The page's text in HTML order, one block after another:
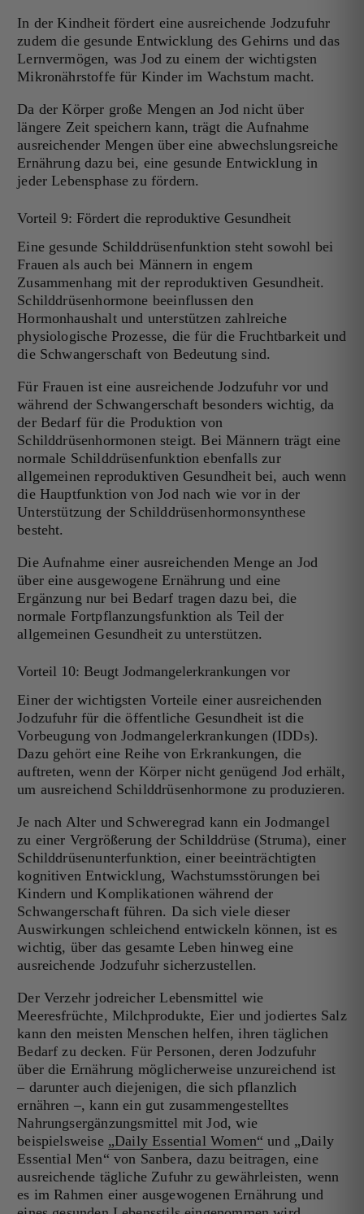
In der Kindheit fördert eine ausreichende Jodzufuhr
zudem die gesunde Entwicklung des Gehirns und das
Lernvermögen, was Jod zu einem der wichtigsten
Mikronährstoffe für Kinder im Wachstum macht.
Da der Körper große Mengen an Jod nicht über
längere Zeit speichern kann, trägt die Aufnahme
ausreichender Mengen über eine abwechslungsreiche
Ernährung dazu bei, eine gesunde Entwicklung in
jeder Lebensphase zu fördern.
Vorteil 9: Fördert die reproduktive Gesundheit
Eine gesunde Schilddrüsenfunktion steht sowohl bei
Frauen als auch bei Männern in engem
Zusammenhang mit der reproduktiven Gesundheit.
Schilddrüsenhormone beeinflussen den
Hormonhaushalt und unterstützen zahlreiche
physiologische Prozesse, die für die Fruchtbarkeit und
die Schwangerschaft von Bedeutung sind.
Für Frauen ist eine ausreichende Jodzufuhr vor und
während der Schwangerschaft besonders wichtig, da
der Bedarf für die Produktion von
Schilddrüsenhormonen steigt. Bei Männern trägt eine
normale Schilddrüsenfunktion ebenfalls zur
allgemeinen reproduktiven Gesundheit bei, auch wenn
die Hauptfunktion von Jod nach wie vor in der
Unterstützung der Schilddrüsenhormonsynthese
besteht.
Die Aufnahme einer ausreichenden Menge an Jod
über eine ausgewogene Ernährung und eine
Ergänzung nur bei Bedarf tragen dazu bei, die
normale Fortpflanzungsfunktion als Teil der
allgemeinen Gesundheit zu unterstützen.
Vorteil 10: Beugt Jodmangelerkrankungen vor
Einer der wichtigsten Vorteile einer ausreichenden
Jodzufuhr für die öffentliche Gesundheit ist die
Vorbeugung von Jodmangelerkrankungen (IDDs).
Dazu gehört eine Reihe von Erkrankungen, die
auftreten, wenn der Körper nicht genügend Jod erhält,
um ausreichend Schilddrüsenhormone zu produzieren.
Je nach Alter und Schweregrad kann ein Jodmangel
zu einer Vergrößerung der Schilddrüse (Struma), einer
Schilddrüsenunterfunktion, einer beeinträchtigten
kognitiven Entwicklung, Wachstumsstörungen bei
Kindern und Komplikationen während der
Schwangerschaft führen. Da sich viele dieser
Auswirkungen schleichend entwickeln können, ist es
wichtig, über das gesamte Leben hinweg eine
ausreichende Jodzufuhr sicherzustellen.
Der Verzehr jodreicher Lebensmittel wie
Meeresfrüchte, Milchprodukte, Eier und jodiertes Salz
kann den meisten Menschen helfen, ihren täglichen
Bedarf zu decken. Für Personen, deren Jodzufuhr
über die Ernährung möglicherweise unzureichend ist
– darunter auch diejenigen, die sich pflanzlich
ernähren –, kann ein gut zusammengestelltes
Nahrungsergänzungsmittel mit Jod, wie
beispielsweise „Daily Essential Women“ und „Daily
Essential Men“ von Sanbera, dazu beitragen, eine
ausreichende tägliche Zufuhr zu gewährleisten, wenn
es im Rahmen einer ausgewogenen Ernährung und